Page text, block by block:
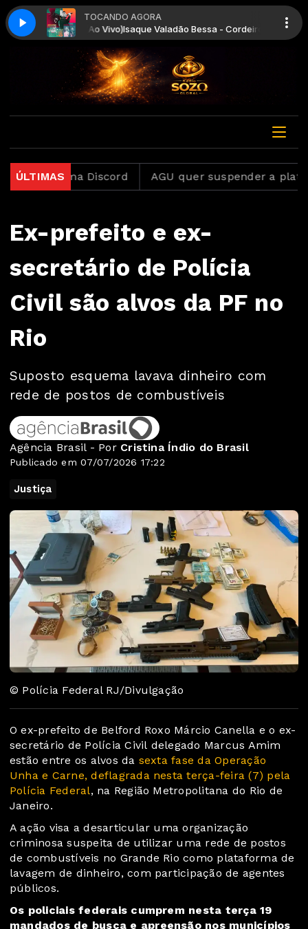
TOCANDO AGORA
e Leão (Ao Vivo)Isaque Valadão Bessa - Cordeiro e Leão (Ao
ÚLTIMASDiscord AGU quer suspender a
Ex-prefeito e ex-
secretário de Polícia
Civil são alvos da PF no
Rio
Suposto esquema lavava dinheiro com
rede de postos de combustíveis
Agência Brasil - Por Cristina Índio do Brasil
Publicado em 07/07/2026 17:22
Justiça
© Polícia Federal RJ/Divulgação
O ex-prefeito de Belford Roxo Márcio Canella e o ex-
secretário de Polícia Civil delegado Marcus Amim
estão entre os alvos da sexta fase da Operação
Unha e Carne, deflagrada nesta terça-feira (7) pela
Polícia Federal, na Região Metropolitana do Rio de
Janeiro.
A ação visa a desarticular uma organização
criminosa suspeita de utilizar uma rede de postos
de combustíveis no Grande Rio como plataforma de
lavagem de dinheiro, com participação de agentes
públicos.
Os policiais federais cumprem nesta terça 19
mandados de busca e apreensão nos municípios